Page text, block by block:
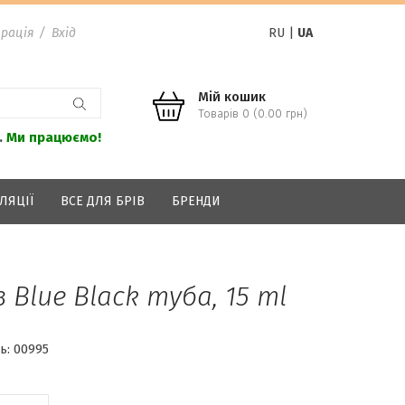
/ Вхід RU UA
Ми працюємо!
Мій кошик
Товарів 0 (0.00 грн)
ВСЕ ДЛЯ БРІВ БРЕНДИ
Blue Black туба, 15 ml
00995